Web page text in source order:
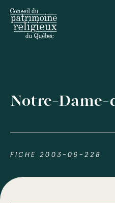
Notre-
FICHE 2003-06-228